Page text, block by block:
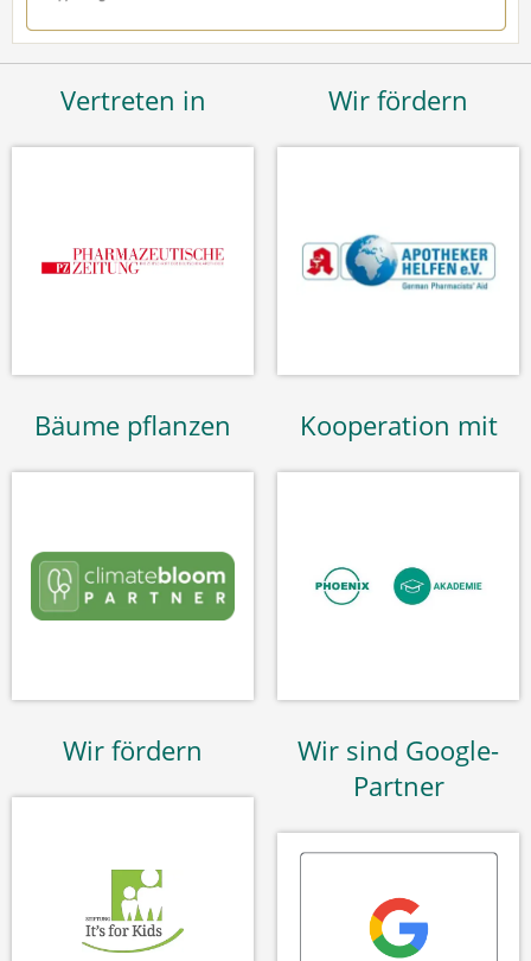
Vertreten in Wir fördern
Bäume pflanzen Kooperation mit
Wir fördern
Wir sind Google-
Partner